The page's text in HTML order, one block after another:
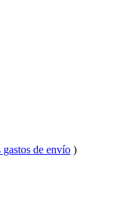
gastos de envío )